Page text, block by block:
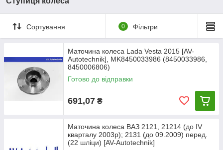
Сортування 0 Фільтри
Маточина колеса Lada Vesta 2015 [AV-
Autotechnik], MK8450033986 (8450033986,
8450006806)
Готово до відправки
691,07 ₴
Маточина колеса ВАЗ 2121, 21214 (до IV
кварталу 2003р); 2131 (до 09.2009) перед.
(22 шліци) [AV-Autotechnik]